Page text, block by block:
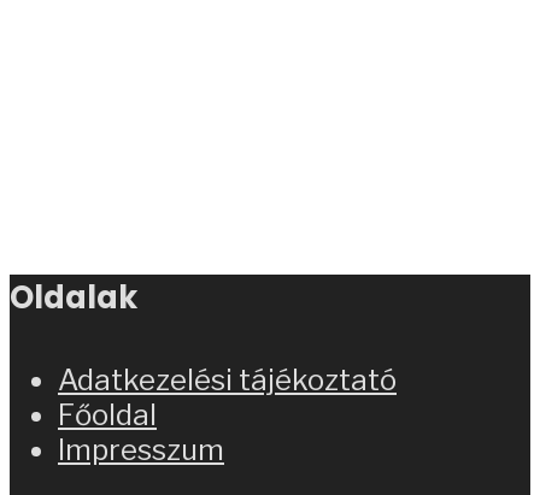
Oldalak
Adatkezelési tájékoztató
Főoldal
Impresszum